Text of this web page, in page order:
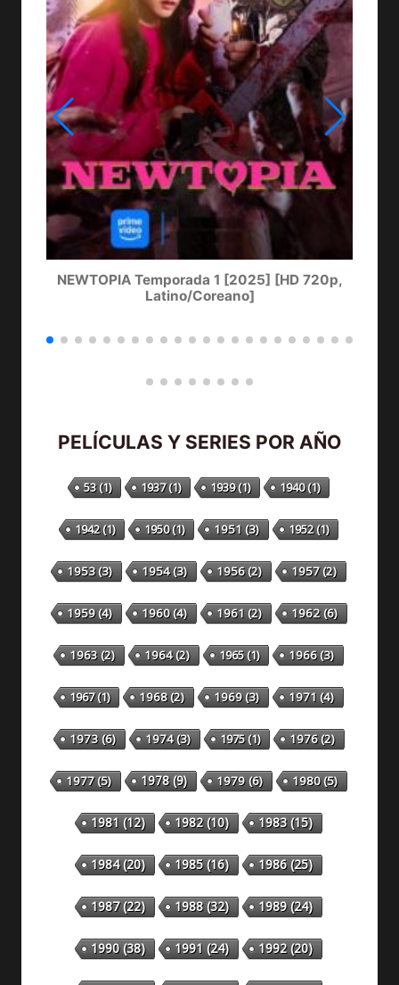
NEWTOPIA Temporada 1 [2025] [HD 720p,
Latino/Coreano]
PELÍCULAS Y SERIES POR AÑO
53(1) 1937(1) 1939(1) 1940(1)
1942(1) 1950(1) 1951 (3) 1952(1)
1953(3) 1954(3) 1956(2) 1957(2)
1959(4) 1960(4) 1961 (2) 1962(6)
1963(2) 1964(2) 1965(1) 1966(3)
1967(1) 1968(2) 1969(3) 1971 (4)
1973(6) 1974(3) 1975(1) 1976(2)
1977(5) 1978(9) 1979(6) 1980(5)
1981 (12) 1982(10) 1983(15)
1984(20) 1985(16) 1986(25)
1987(22) 1988(32) 1989(24)
1990(38) 1991 (24) 1992(20)